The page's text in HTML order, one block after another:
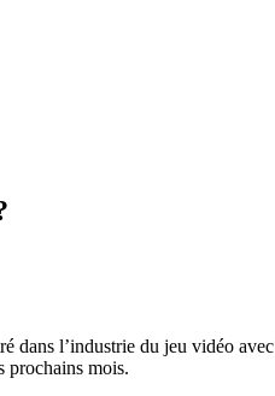
dans l’industrie du jeu vidéo avec
prochains mois.